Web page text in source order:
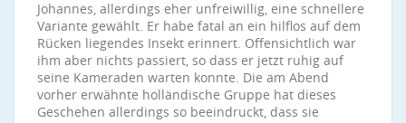
Johannes, allerdings eher unfreiwillig, eine schnellere
Variante gewählt. Er habe fatal an ein hilflos auf dem
Rücken liegendes Insekt erinnert. Offensichtlich war
ihm aber nichts passiert, so dass er jetzt ruhig auf
seine Kameraden warten konnte. Die am Abend
vorher erwähnte holländische Gruppe hat dieses
Geschehen allerdings so beeindruckt, dass sie